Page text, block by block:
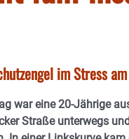
im Stress
war eine 20-Jährige
Straße unterwegs